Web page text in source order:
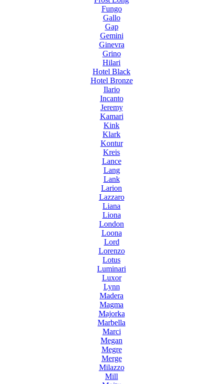
Fungo
Gallo
Gap
Gemini
Ginevra
Grino
Hilari
Hotel Black
Hotel Bronze
Ilario
Incanto
Jeremy
Kamari
Kink
Klark
Kontur
Kreis
Lance
Lang
Lank
Larion
Lazzaro
Liana
Liona
London
Loona
Lord
Lorenzo
Lotus
Luminari
Luxor
Lynn
Madera
Magma
Majorka
Marbella
Marci
Megan
Megre
Merge
Milazzo
Mill